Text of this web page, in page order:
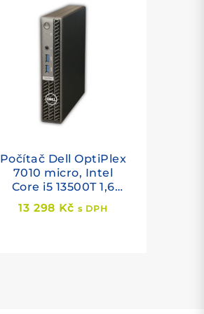
Počítač Dell OptiPlex
7010 micro, Intel
Core i5 13500T 1,6
GHz, 8 GB RAM, 256
GB SSD M.2 NVMe,
13 298 Kč s DPH